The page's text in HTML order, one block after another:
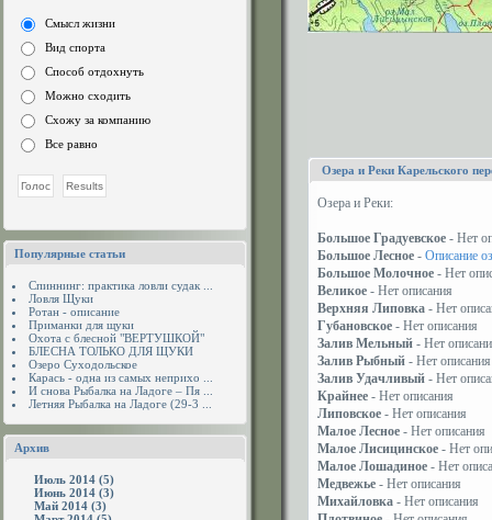
Смысл жизни
Вид спорта
Способ отдохнуть
Можно сходить
Схожу за компанию
Все равно
Популярные статьи
Спиннинг: практика ловли судак ...
Ловля Щуки
Ротан - описание
Приманки для щуки
Охота с блесной "ВЕРТУШКОЙ"
БЛЕСНА ТОЛЬКО ДЛЯ ЩУКИ
Озеро Суходольское
Карась - одна из самых неприхо ...
И снова Рыбалка на Ладоге – Пя ...
Летняя Рыбалка на Ладоге (29-3 ...
Архив
Июль 2014 (5)
Июнь 2014 (3)
Май 2014 (3)
Озера и Реки Карельского
Озера и Реки:
Большое Градуевское - Нет
Большое Лесное - Описание
Большое Молочное - Нет
Великое - Нет описания
Верхняя Липовка - Нет
Губановское - Нет описания
Залив Мельный - Нет
Залив Рыбный - Нет описания
Залив Удачливый - Нет
Крайнее - Нет описания
Липовское - Нет описания
Малое Лесное - Нет описания
Малое Лисицинское - Нет
Малое Лошадиное - Нет
Медвежье - Нет описания
Михайловка - Нет описания